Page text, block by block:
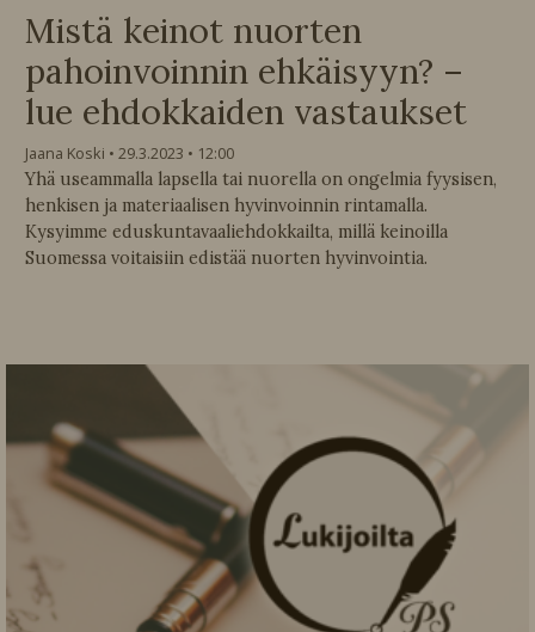
Mistä keinot nuorten
pahoinvoinnin ehkäisyyn? –
lue ehdokkaiden vastaukset
Jaana Koski 29.3.2023
12:00
Yhä useammalla lapsella tai nuorella on ongelmia fyysisen,
henkisen ja materiaalisen hyvinvoinnin rintamalla.
Kysyimme eduskuntavaaliehdokkailta, millä keinoilla
Suomessa voitaisiin edistää nuorten hyvinvointia.